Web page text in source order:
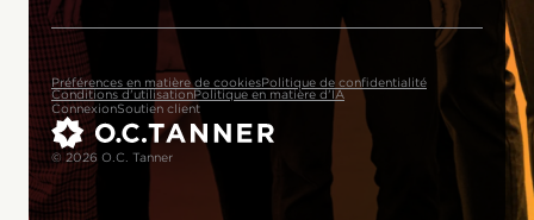
Préférences en matière de cookiesPolitique de confidentialité
Conditions d'utilisationPolitique en matière d'IA
ConnexionSoutien client
© 2026 O.C. Tanner